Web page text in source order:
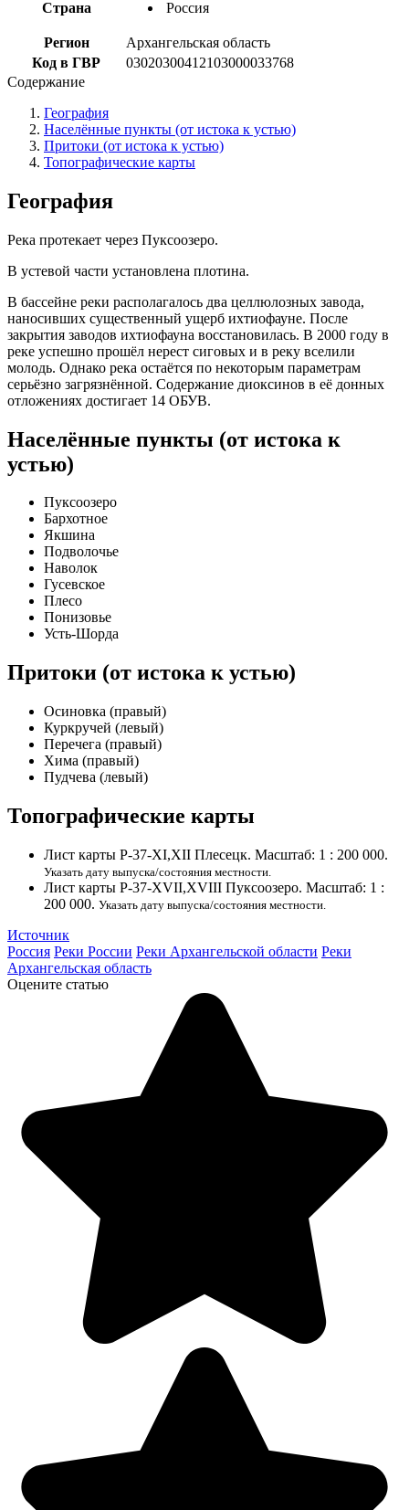
Страна Россия
Регион
Архангельская область
Код в ГВР
03020300412103000033768
Содержание
География
Населённые пункты (от истока к устью)
Притоки (от истока к устью)
Топографические карты
География
Река протекает через Пуксоозеро.
В устевой части установлена плотина.
В бассейне реки располагалось два целлюлозных завода,
наносивших существенный ущерб ихтиофауне. После
закрытия заводов ихтиофауна восстановилась. В 2000 году в
реке успешно прошёл нерест сиговых и в реку вселили
молодь. Однако река остаётся по некоторым параметрам
серьёзно загрязнённой. Содержание диоксинов в её донных
отложениях достигает 14 ОБУВ.
Населённые пункты (от истока к
устью)
Пуксоозеро
Бархотное
Якшина
Подволочье
Наволок
Гусевское
Плесо
Понизовье
Усть-Шорда
Притоки (от истока к устью)
Осиновка (правый)
Куркручей (левый)
Перечега (правый)
Хима (правый)
Пудчева (левый)
Топографические карты
Лист карты P-37-XI,XII Плесецк. Масштаб: 1 : 200 000.
Указать дату выпуска/состояния местности.
Лист карты P-37-XVII,XVIII Пуксоозеро. Масштаб: 1 :
200 000. Указать дату выпуска/состояния местности.
Источник
Россия Реки России Реки Архангельской области Реки
Архангельская область
Оцените статью